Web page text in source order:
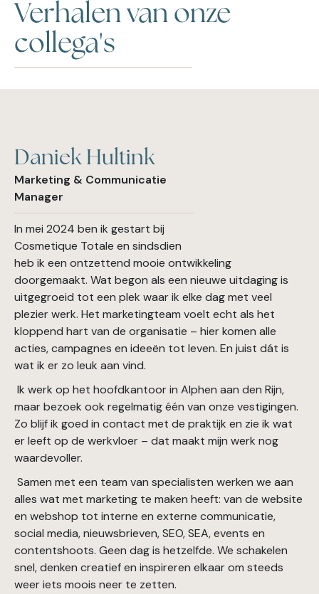
Verhalen van onze
collega's
Daniek Hultink
Marketing & Communicatie
Manager
In mei 2024 ben ik gestart bij
Cosmetique Totale en sindsdien
heb ik een ontzettend mooie ontwikkeling
doorgemaakt. Wat begon als een nieuwe uitdaging is
uitgegroeid tot een plek waar ik elke dag met veel
plezier werk. Het marketingteam voelt echt als het
kloppend hart van de organisatie – hier komen alle
acties, campagnes en ideeën tot leven. En juist dát is
wat ik er zo leuk aan vind.
Ik werk op het hoofdkantoor in Alphen aan den Rijn,
maar bezoek ook regelmatig één van onze vestigingen.
Zo blijf ik goed in contact met de praktijk en zie ik wat
er leeft op de werkvloer – dat maakt mijn werk nog
waardevoller.
Samen met een team van specialisten werken we aan
alles wat met marketing te maken heeft: van de website
en webshop tot interne en externe communicatie,
social media, nieuwsbrieven, SEO, SEA, events en
contentshoots. Geen dag is hetzelfde. We schakelen
snel, denken creatief en inspireren elkaar om steeds
weer iets moois neer te zetten.